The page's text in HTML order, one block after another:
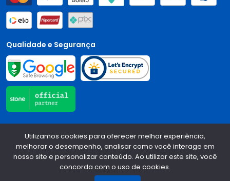
Qualidade e Segurança
Central Auto Peças - CNPJ: 90.196.999/0001-89
Todos os
direitos reservados.2026
Desenvolvido Por:
Utilizamos cookies para oferecer melhor experiência,
melhorar o desempenho, analisar como você interage em
nosso site e personalizar conteúdo. Ao utilizar este site, você
concorda com o uso de cookies.